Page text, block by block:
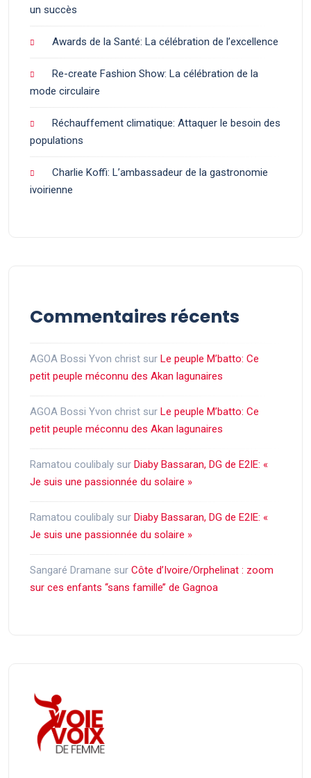
un succès
Awards de la Santé: La célébration de l’excellence
Re-create Fashion Show: La célébration de la
mode circulaire
Réchauffement climatique: Attaquer le besoin des
populations
Charlie Koffi: L’ambassadeur de la gastronomie
ivoirienne
Commentaires récents
AGOA Bossi Yvon christ sur Le peuple M’batto: Ce
petit peuple méconnu des Akan lagunaires
AGOA Bossi Yvon christ sur Le peuple M’batto: Ce
petit peuple méconnu des Akan lagunaires
Ramatou coulibaly sur Diaby Bassaran, DG de E2IE: «
Je suis une passionnée du solaire »
Ramatou coulibaly sur Diaby Bassaran, DG de E2IE: «
Je suis une passionnée du solaire »
Sangaré Dramane sur Côte d’Ivoire/Orphelinat : zoom
sur ces enfants ‘‘sans famille’’ de Gagnoa